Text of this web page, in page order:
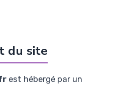
du site
est hébergé par un